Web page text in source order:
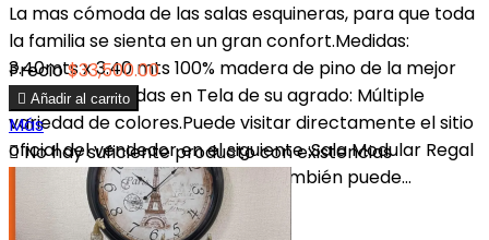
La mas cómoda de las salas esquineras, para que toda
la familia se sienta en un gran confort.Medidas:
3.40mts x 3.40 mts 100% madera de pino de la mejor
calidad. Tapizadas en Tela de su agrado: Múltiple
variedad de colores.Puede visitar directamente el sitio
oficial del vendedor en el siguiente :Sala Modular Regal
(granfabricademuebles.com)También puede...
Precio$33,500.00
 Añadir al carrito
Más
No hay suficiente producto con existencias